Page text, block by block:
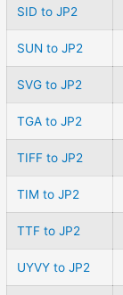
SID to JP2
SUN to JP2
SVG to JP2
TGA to JP2
TIFF to JP2
TIM to JP2
TTF to JP2
UYVY to JP2